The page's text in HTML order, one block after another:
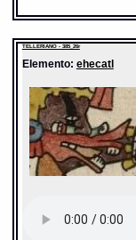
TELLERIANO - 385_26r
Elemento: ehecatl